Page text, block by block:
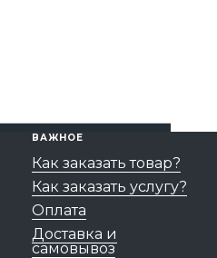
ВАЖНОЕ
Как заказать товар?
Как заказать услугу?
Оплата
Доставка и
самовывоз